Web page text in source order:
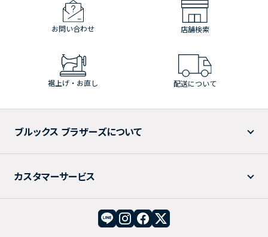
お問い合わせ 店舗検索
裾上げ・お直し 配送について
ブルックス ブラザーズについて
カスタマーサービス